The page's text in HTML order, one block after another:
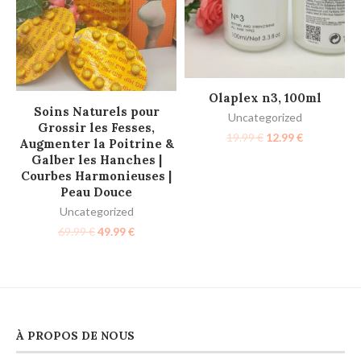
AJOUTER AU PANIER
Soins Naturels pour
Grossir les Fesses,
Augmenter la Poitrine &
Galber les Hanches |
Courbes Harmonieuses |
Peau Douce
Uncategorized
69.99€49.99€
LIRE LA SUITE
Olaplex n3, 100ml
Uncategorized
19.99€ 12.99€
À PROPOS DE NOUS